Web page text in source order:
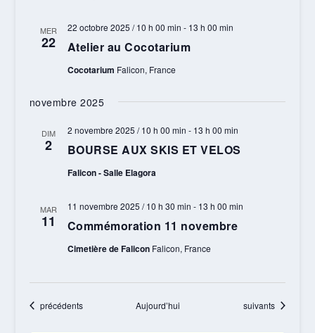
MER
22 Atelier au Cocotarium
22 octobre 2025 / 10 h 00 min - 13 h 00 min
Cocotarium Falicon, France
novembre 2025
DIM
2 BOURSE AUX SKIS ET VELOS
2 novembre 2025 / 10 h 00 min - 13 h 00 min
Falicon - Salle Elagora
MAR
11 Commémoration 11 novembre
11 novembre 2025 / 10 h 30 min - 13 h 00 min
Cimetière de Falicon Falicon, France
Évènements
précédents Aujourd’hui Évènements
suivants